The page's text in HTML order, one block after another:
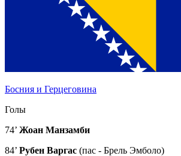
Босния и Герцеговина
Голы
74’ Жоан Манзамби
84’ Рубен Варгас (пас - Брель Эмболо)